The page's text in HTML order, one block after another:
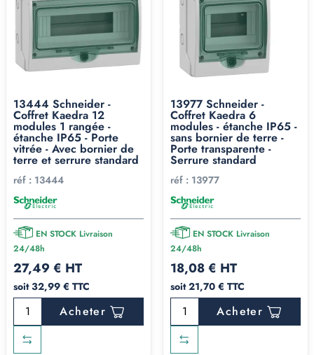
13444 Schneider -
Coffret Kaedra 12
modules 1 rangée -
étanche IP65 - Porte
vitrée - Avec bornier de
terre et serrure standard
réf : 13444
EN STOCK Livraison
24/48h
27,49 € HT
soit 32,99 € TTC
Acheter
13977 Schneider -
Coffret Kaedra 6
modules - étanche IP65 -
sans bornier de terre -
Porte transparente -
Serrure standard
réf : 13977
EN STOCK Livraison
24/48h
18,08 € HT
soit 21,70 € TTC
Acheter